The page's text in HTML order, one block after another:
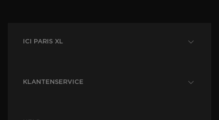
ICI PARIS XL
KLANTENSERVICE